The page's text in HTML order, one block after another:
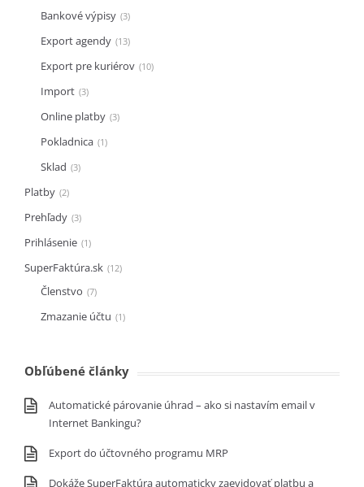
Bankové výpisy 3
Export agendy 13
Export pre kuriérov 10
Import 3
Online platby 3
Pokladnica 1
Sklad 3
Platby 2
Prehľady 3
Prihlásenie 1
SuperFaktúra.sk 12
Členstvo 7
Zmazanie účtu 1
Obľúbené články
Automatické párovanie úhrad – ako si nastavím email v
Internet Bankingu?
Export do účtovného programu MRP
Dokáže SuperFaktúra automaticky zaevidovať platbu a